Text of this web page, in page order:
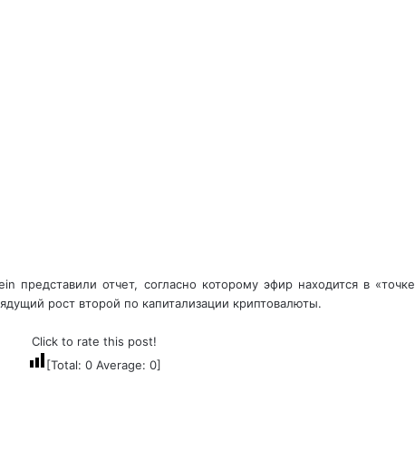
представили отчет, согласно которому эфир находится в «точке
рост второй по капитализации криптовалюты.
Click to rate this post!
[Total: 0Average: 0]